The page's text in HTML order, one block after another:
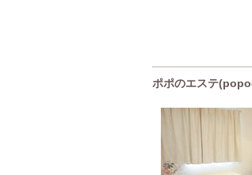
ポポのエステ